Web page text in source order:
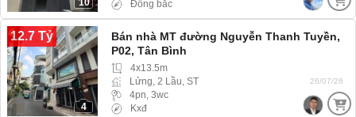
10 Đông bắc
12.7 Tỷ
4
Bán nhà MT đường Nguyễn Thanh Tuyền,
P02, Tân Bình
4x13.5m
Lửng, 2 Lầu, ST
4pn, 3wc
Kxđ
26/07/26